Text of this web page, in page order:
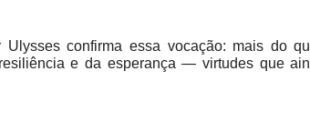
Ulysses confirma essa vocação: mais do
e da esperança — virtudes que